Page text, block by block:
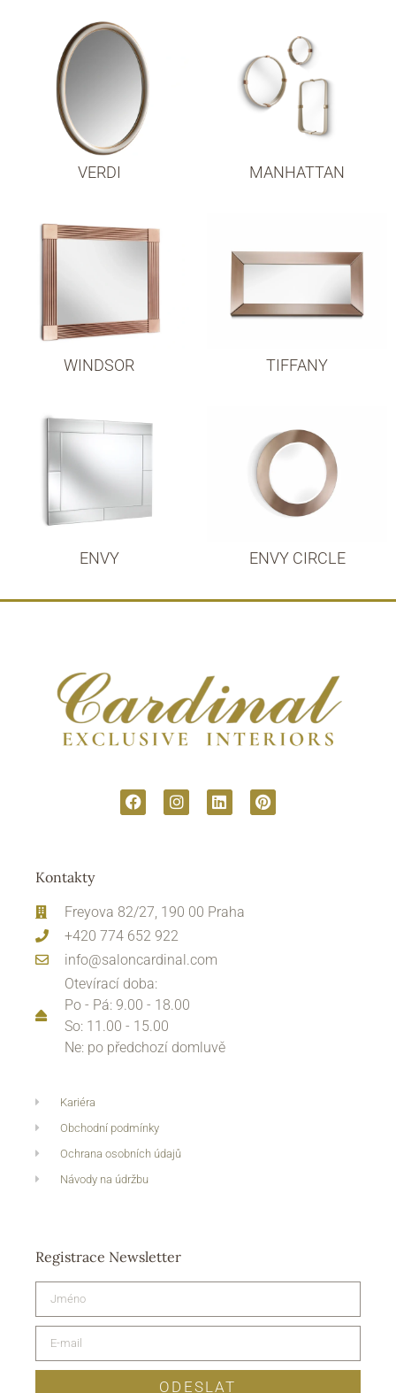
VERDI MANHATTAN
WINDSOR TIFFANY
ENVY ENVY CIRCLE
Kontakty
Freyova 82/27, 190 00 Praha
+420 774 652 922
info@saloncardinal.com
Otevírací doba:
Po - Pá: 9.00 - 18.00
So: 11.00 - 15.00
Ne: po předchozí domluvě
Kariéra
Obchodní podmínky
Ochrana osobních údajů
Návody na údržbu
Registrace Newsletter
ODESLAT